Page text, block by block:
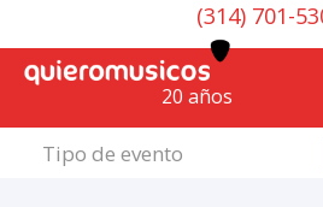
(314) 701-
20 años
Tipo de evento